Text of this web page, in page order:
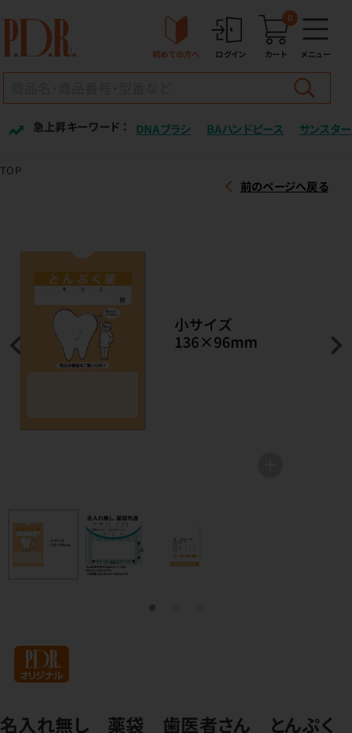
初めての方へ ログイン カート
0
メニュー
急上昇キーワード ： DNAブラシ BAハンドピース サンスター
TOP
前のページへ戻る
名入れ無し 薬袋 歯医者さん とんぷく